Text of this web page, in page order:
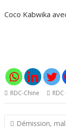
Coco Kabwika
RDC-Chine
Navigation
Démission,